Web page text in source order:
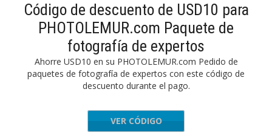
Código de descuento de USD10 para
PHOTOLEMUR.com Paquete de
fotografía de expertos
Ahorre USD10 en su PHOTOLEMUR.com Pedido de
paquetes de fotografía de expertos con este código de
descuento durante el pago.
REACTOR
VER CÓDIGO